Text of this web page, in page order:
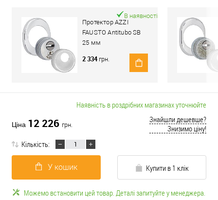
Протектор AZZI
FAUSTO Antitubo SB
25 мм
овальний широкий
хром полірований
В наявності
2 334 грн.
Наявність в роздрібних магазинах уточнюйте
Ціна 12 226 грн.
Знайшли дешевше?
Знизимо ціну!
Кількість:
У кошик Купити в 1 клік
Можемо встановити цей товар. Деталі запитуйте у менеджера.